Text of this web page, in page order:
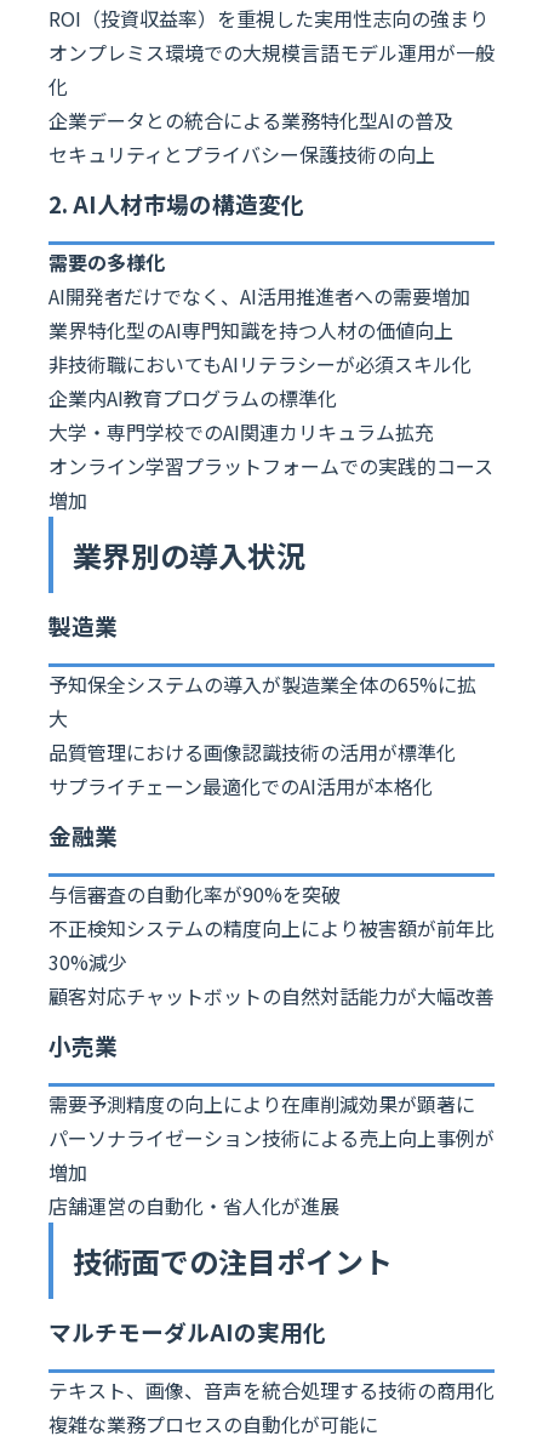
ROI（投資収益率）を重視した実用性志向の強まり
オンプレミス環境での大規模言語モデル運用が一般
化
企業データとの統合による業務特化型AIの普及
セキュリティとプライバシー保護技術の向上
2. AI人材市場の構造変化
需要の多様化
AI開発者だけでなく、AI活用推進者への需要増加
業界特化型のAI専門知識を持つ人材の価値向上
非技術職においてもAIリテラシーが必須スキル化
企業内AI教育プログラムの標準化
大学・専門学校でのAI関連カリキュラム拡充
オンライン学習プラットフォームでの実践的コース
増加
業界別の導入状況
製造業
予知保全システムの導入が製造業全体の65%に拡
大
品質管理における画像認識技術の活用が標準化
サプライチェーン最適化でのAI活用が本格化
金融業
与信審査の自動化率が90%を突破
不正検知システムの精度向上により被害額が前年比
30%減少
顧客対応チャットボットの自然対話能力が大幅改善
小売業
需要予測精度の向上により在庫削減効果が顕著に
パーソナライゼーション技術による売上向上事例が
増加
店舗運営の自動化・省人化が進展
技術面での注目ポイント
マルチモーダルAIの実用化
テキスト、画像、音声を統合処理する技術の商用化
複雑な業務プロセスの自動化が可能に